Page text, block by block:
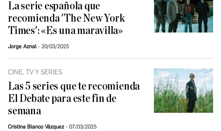
La serie española que
recomienda 'The New York
Times': «Es una maravilla»
Jorge Aznal 20/03/2025
CINE, TV Y SERIES
Las 5 series que te recomienda
El Debate para este fin de
semana
Cristina Blanco Vázquez 07/03/2025